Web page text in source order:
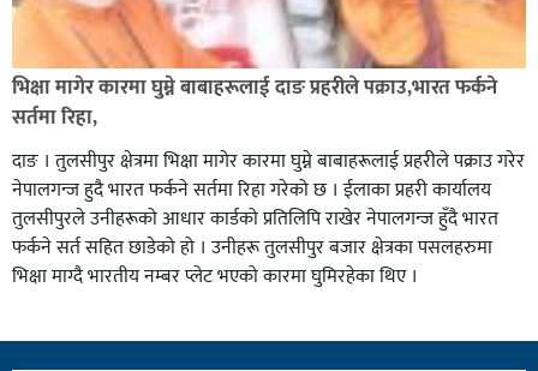
भिक्षा मागेर कारमा घुम्ने बाबाहरूलाई दाङ प्रहरीले पक्राउ,भारत फर्कने
सर्तमा रिहा,
दाङ । तुलसीपुर क्षेत्रमा भिक्षा मागेर कारमा घुम्ने बाबाहरूलाई प्रहरीले पक्राउ गरेर
नेपालगन्ज हुदै भारत फर्कने सर्तमा रिहा गरेको छ । ईलाका प्रहरी कार्यालय
तुलसीपुरले उनीहरूको आधार कार्डको प्रतिलिपि राखेर नेपालगन्ज हुँदै भारत
फर्कने सर्त सहित छाडेको हो । उनीहरू तुलसीपुर बजार क्षेत्रका पसलहरुमा
भिक्षा माग्दै भारतीय नम्बर प्लेट भएको कारमा घुमिरहेका थिए ।